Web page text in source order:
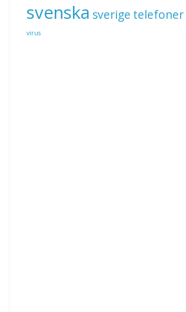
svenska sverige telefoner
virus